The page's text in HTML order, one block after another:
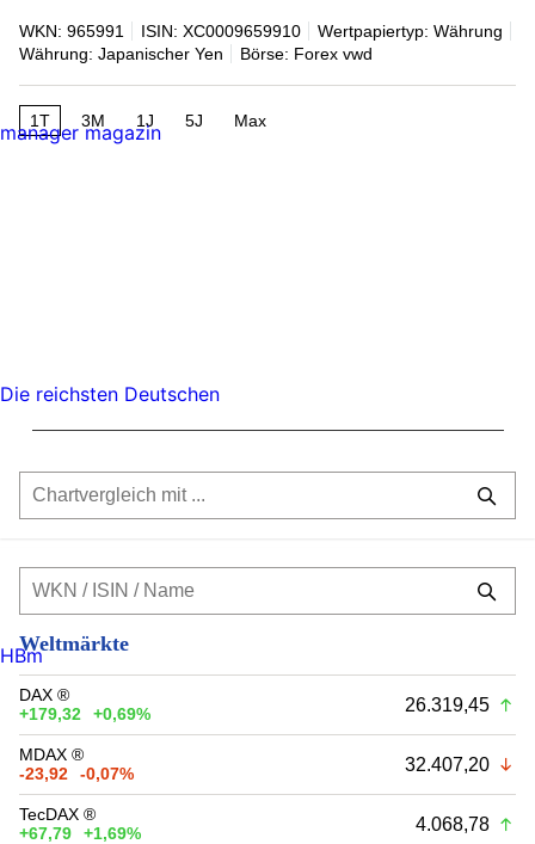
WKN: 965991 ISIN: XC0009659910
Wertpapiertyp: Währung
Währung: Japanischer Yen
Börse: Forex vwd
1T 3M 1J 5J Max
Weltmärkte
DAX ®
+179,32
+0,69% 26.319,45
MDAX ®
-23,92
-0,07% 32.407,20
TecDAX ®
+67,79
+1,69% 4.068,78
manager magazin
Die reichsten Deutschen
HBm